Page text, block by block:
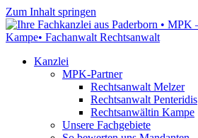
Zum Inhalt springen
Kanzlei
MPK-Partner
Rechtsanwalt Melzer
Rechtsanwalt Penteridis
Rechtsanwältin Kampe
Unsere Fachgebiete